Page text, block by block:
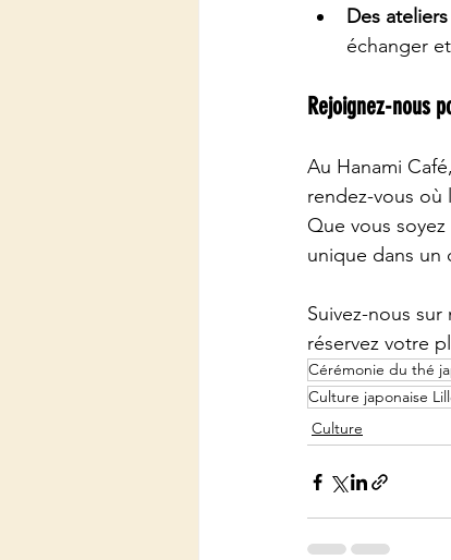
Des
échanger et
Rejoignez-nous
Au Hanami
rendez-vous où
Que vous
unique dans un
Suivez-nous sur
réservez votre
Cérémonie du thé
Culture japonaise
Culture